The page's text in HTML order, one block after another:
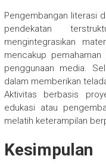
Pengembangan literasi
pendekatan
mengintegrasikan
mencakup
penggunaan media.
dalam memberikan
Aktivitas berbasis
edukasi atau
melatih keterampilan
Kesimpulan